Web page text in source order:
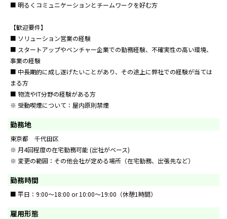
■ 明るくコミュニケーションとチームワークを好む方
【歓迎要件】
■ ソリューション営業の経験
■ スタートアップやベンチャー企業での勤務経験、不確実性の高い環境、
事業の経験
■ 中長期的に成し遂げたいことがあり、その途上に弊社での経験が当ては
まる方
■ 物流やIT分野の経験がある方
※ 受動喫煙について：屋内原則禁煙
勤務地
東京都 千代田区
※ 月4回程度の在宅勤務可能 (出社がベース)
※ 変更の範囲：その他会社が定める場所（在宅勤務、出張先など）
勤務時間
■ 平日：9:00～18:00 or 10:00～19:00（休憩1時間）
雇用形態